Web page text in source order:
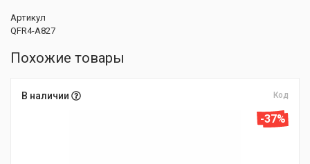
Артикул
QFR4-A827
Похожие товары
В наличии Код
-37%